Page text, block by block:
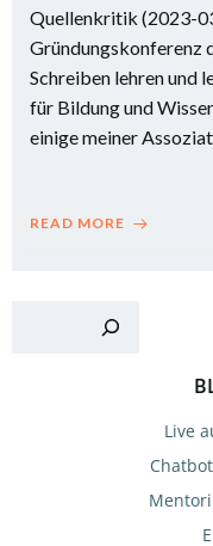
Quellenkritik (2023-
Gründungskonferenz
Schreiben lehren und
für Bildung und
einige meiner
READ MORE
Live